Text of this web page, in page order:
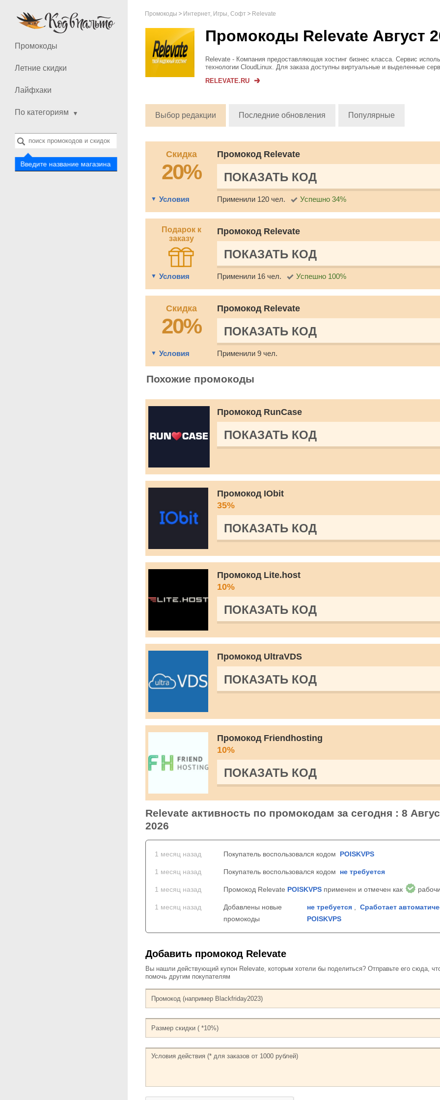
Промокоды
Летние скидки
Лайфхаки
По категориям
Введите название магазина
Промокоды Интернет, Игры, Софт Relevate
Промокоды Relevate Август
Relevate - Компания предоставляющая хостинг бизнес класса. Сервис
технологии CloudLinux. Для заказа доступны виртуальные и выделенные
бесплатный тес...
RELEVATE.RU
Выбор редакции Последние обновления Популярные
Скидка
20%
Промокод Relevate
ПОКАЗАТЬ КОД
Условия Применили 120 чел. Успешно 34%
Подарок к
заказу
Промокод Relevate
ПОКАЗАТЬ КОД
Условия Применили 16 чел. Успешно 100%
Скидка
20%
Промокод Relevate
ПОКАЗАТЬ КОД
Условия Применили 9 чел.
Похожие промокоды
Промокод RunCase
ПОКАЗАТЬ КОД
Промокод IObit
35%
ПОКАЗАТЬ КОД
Промокод Lite.host
10%
ПОКАЗАТЬ КОД
Промокод UltraVDS
ПОКАЗАТЬ КОД
Промокод Friendhosting
10%
ПОКАЗАТЬ КОД
Relevate активность по промокодам за сегодня : 8
2026
1 месяц назад Покупатель воспользовался кодом POISKVPS
1 месяц назад Покупатель воспользовался кодом не требуется
1 месяц назад Промокод Relevate POISKVPS применен и отмечен как
1 месяц назад
Добавлены новые
промокоды
не требуется, Сработает
POISKVPS
Добавить промокод Relevate
Вы нашли действующий купон Relevate, которым хотели бы поделиться? Отправьте его сюда,
помочь другим покупателям